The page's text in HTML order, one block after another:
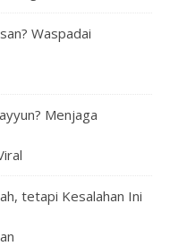
Waspadai
Menjaga
tetapi Kesalahan Ini